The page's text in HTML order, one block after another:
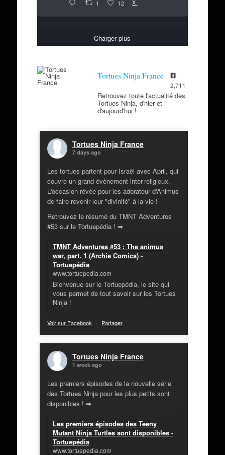
1 12 X
Charger plus
Tortues Ninja France
2,711
Retrouvez toute l'actualité des
Tortues Ninja, d'hier et
d'aujourd'hui !
Tortues Ninja France
7 days ago
Les tortues partent pour Israël avec April, qui
couvre un grand évènement inter-religieux.
L'occasion rêvée pour les adorateur d'Animus
de faire revenir leur "divinité" à la vie !
Retrouvez le résumé du TMNT Adventures
#53 sur le Tortuepédia ! ➡
TMNT Adventures #53 : The animus
war, part. 1 (Archie Comics) -
Tortuepédia
www.tortuepedia.com
Bienvenue sur le Tortuepédia, le site qui
vous permet de tout savoir sur les Tortues
Ninja !
Voir sur Facebook · Partager
Tortues Ninja France
1 week ago
Les premiers épisodes de la nouvelle série
des Tortues Ninja pour les plus petits sont
disponibles ! ➡
Les premiers épisodes des Teeny
Mutant Ninja Turtles sont disponibles -
Tortuepédia
www.tortuepedia.com